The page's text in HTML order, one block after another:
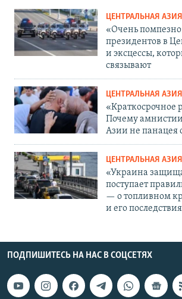
ЦЕНТРАЛЬНАЯ АЗИЯ
«Очень
президентов в
и эксцессы,
связывают
ЦЕНТРАЛЬНАЯ АЗИЯ
«Краткосрочное
Почему
Азии не панацея
ЦЕНТРАЛЬНАЯ АЗИЯ
«Украина
поступает
— о топливном
и его
ПОДПИШИТЕСЬ НА НАС В СОЦСЕТЯХ